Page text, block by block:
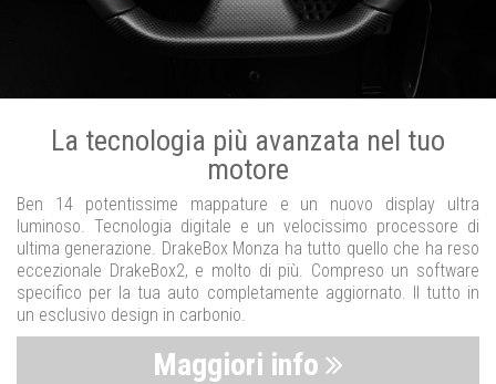
La tecnologia più avanzata nel tuo
motore
Ben 14 potentissime mappature e un nuovo display ultra
luminoso. Tecnologia digitale e un velocissimo processore di
ultima generazione. DrakeBox Monza ha tutto quello che ha reso
eccezionale DrakeBox2, e molto di più. Compreso un software
specifico per la tua auto completamente aggiornato. Il tutto in
un esclusivo design in carbonio.
Maggiori info